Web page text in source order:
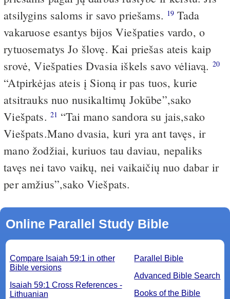
atsilygins saloms ir savo priešams. 19 Tada
vakaruose esantys bijos Viešpaties vardo, o
rytuose­matys Jo šlovę. Kai priešas ateis kaip
srovė, Viešpaties Dvasia iškels savo vėliavą. 20
“Atpirkėjas ateis į Sioną ir pas tuos, kurie
atsitrauks nuo nusikaltimų Jokūbe”,­sako
Viešpats. 21 “Tai mano sandora su jais,­sako
Viešpats.­Mano dvasia, kuri yra ant tavęs, ir
mano žodžiai, kuriuos tau daviau, nepaliks
tavęs nei tavo vaikų, nei vaikaičių nuo dabar ir
per amžius”,­sako Viešpats.
Online Parallel Study Bible
Parallel Bible
Advanced Bible Search
Books of the Bible
Compare Isaiah 59:1 in other
Bible versions
Isaiah 59:1 Cross References -
Lithuanian